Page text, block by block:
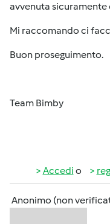
avvenuta sicuramente
Mi raccomando ci
Buon proseguimento.
Team Bimby
Accedi o
Anonimo (non